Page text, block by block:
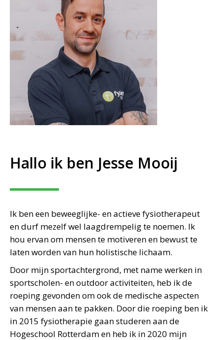
Hallo ik ben Jesse Mooij
Ik ben een beweeglijke- en actieve fysiotherapeut
en durf mezelf wel laagdrempelig te noemen. Ik
hou ervan om mensen te motiveren en bewust te
laten worden van hun holistische lichaam.
Door mijn sportachtergrond, met name werken in
sportscholen- en outdoor activiteiten, heb ik de
roeping gevonden om ook de medische aspecten
van mensen aan te pakken. Door die roeping ben ik
in 2015 fysiotherapie gaan studeren aan de
Hogeschool Rotterdam en heb ik in 2020 mijn